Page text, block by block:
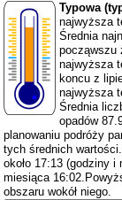
Typowa
najwyższa
Średnia
począwszu
najwyższa
koncu z
najwyższa
Średnia
opadów
planowaniu podróży
tych średnich
około 17:13 (godziny
miesiąca
obszaru wokół niego.